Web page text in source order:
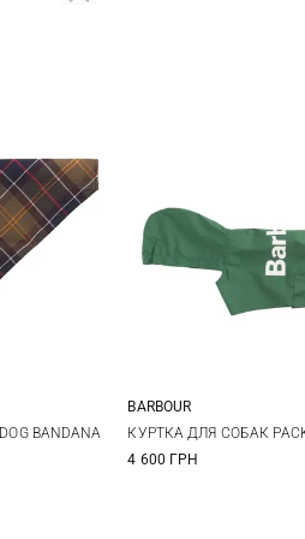
BANDANA
XS S
BARBOUR
КУРТКА ДЛЯ СОБАК
4 600 ГРН